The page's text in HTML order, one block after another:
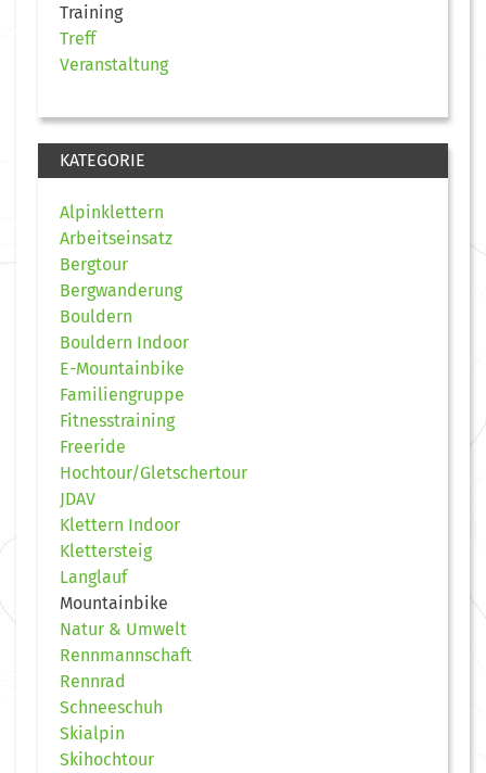
Training
Treff
Veranstaltung
KATEGORIE
Alpinklettern
Arbeitseinsatz
Bergtour
Bergwanderung
Bouldern
Bouldern Indoor
E-Mountainbike
Familiengruppe
Fitnesstraining
Freeride
Hochtour/Gletschertour
JDAV
Klettern Indoor
Klettersteig
Langlauf
Mountainbike
Natur & Umwelt
Rennmannschaft
Rennrad
Schneeschuh
Skialpin
Skihochtour